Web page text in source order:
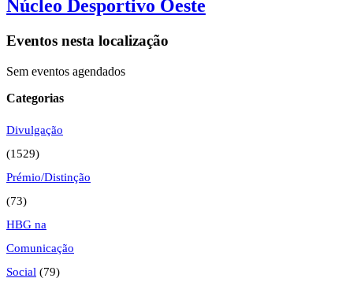
Núcleo Desportivo Oeste
Eventos nesta localização
Sem eventos agendados
Categorias
Divulgação
(1529)
Prémio/Distinção
(73)
HBG na
Comunicação
Social (79)